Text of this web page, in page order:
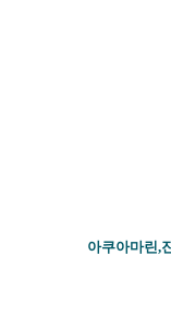
아쿠아마린,